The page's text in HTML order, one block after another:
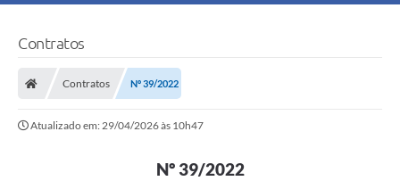
Contratos
Contratos Nº 39/2022
Atualizado em: 29/04/2026 às 10h47
Nº 39/2022